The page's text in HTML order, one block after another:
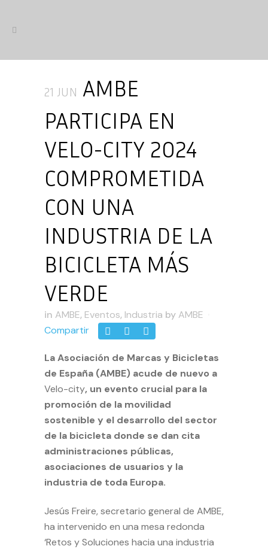
21 JUN AMBE
PARTICIPA EN
VELO-CITY 2024
COMPROMETIDA
CON UNA
INDUSTRIA DE LA
BICICLETA MÁS
VERDE
in AMBE, Eventos, Industria by AMBE
Compartir
La Asociación de Marcas y Bicicletas
de España (AMBE) acude de nuevo a
Velo-city, un evento crucial para la
promoción de la movilidad
sostenible y el desarrollo del sector
de la bicicleta donde se dan cita
administraciones públicas,
asociaciones de usuarios y la
industria de toda Europa.
Jesús Freire, secretario general de AMBE,
ha intervenido en una mesa redonda
‘Retos y Soluciones hacia una industria